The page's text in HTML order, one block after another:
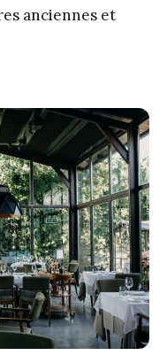
anciennes et